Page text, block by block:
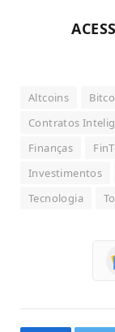
Altcoins
Contratos
Finanças
Investimentos
Tecnologia